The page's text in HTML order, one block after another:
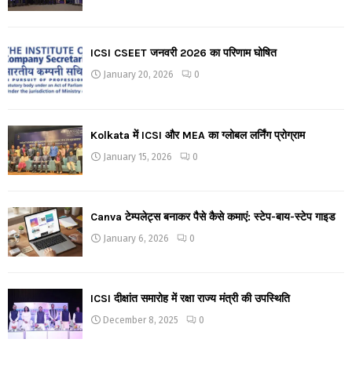
ICSI CSEET जनवरी 2026 का परिणाम घोषित
January 20, 2026 0
Kolkata में ICSI और MEA का ग्लोबल लर्निंग प्रोग्राम
January 15, 2026 0
Canva टेम्पलेट्स बनाकर पैसे कैसे कमाएं: स्टेप-बाय-स्टेप गाइड
January 6, 2026 0
ICSI दीक्षांत समारोह में रक्षा राज्य मंत्री की उपस्थिति
December 8, 2025 0